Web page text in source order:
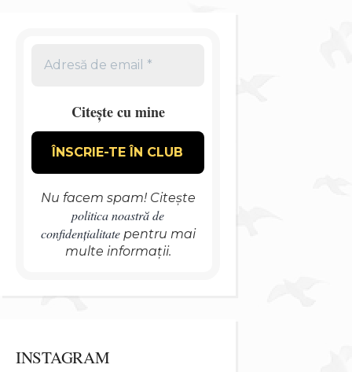
Citește cu mine
Nu facem spam! Citește
politica noastră de
confidențialitatepentru mai
multe informații.
INSTAGRAM